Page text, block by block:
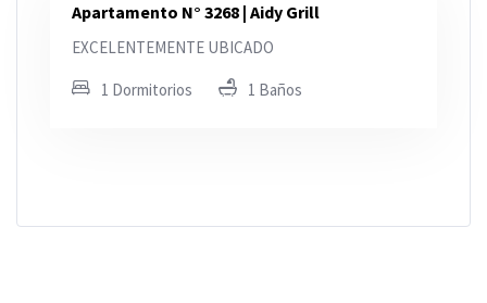
Apartamento N° 3268 | Aidy Grill
EXCELENTEMENTE UBICADO
1 Dormitorios 1 Baños